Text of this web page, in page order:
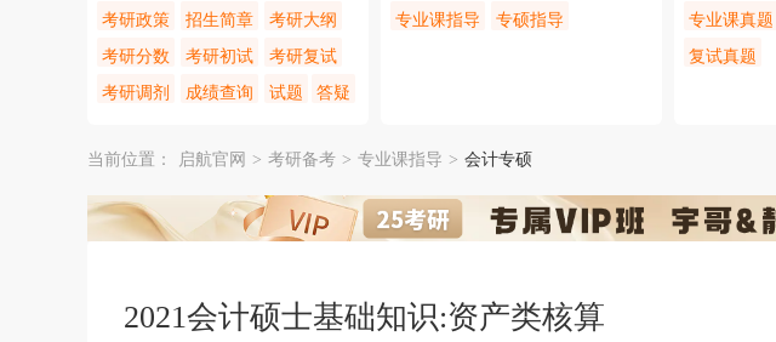
考研政策
招生简章
考研大纲
考研分数
考研初试
考研复试
考研调剂
成绩查询 试题 答疑
专业课指导
专硕指导
专业课真题
复试真题
当前位置： 启航官网 > 考研备考 > 专业课指导 > 会计专硕
2021会计硕士基础知识:资产类核算